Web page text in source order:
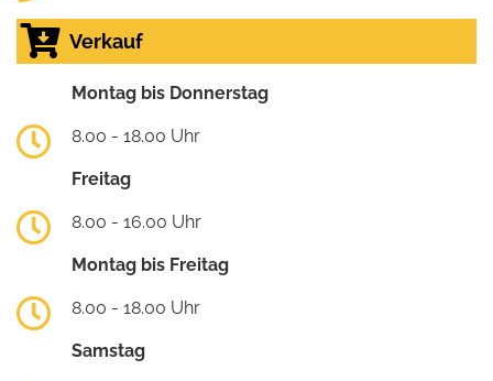
Verkauf
Montag bis Donnerstag
8.00 - 18.00 Uhr
Freitag
8.00 - 16.00 Uhr
Montag bis Freitag
8.00 - 18.00 Uhr
Samstag